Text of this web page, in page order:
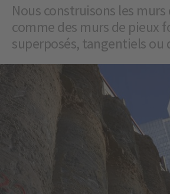
Nous construisons les
comme des murs de pieux
superposés, tangentiels ou